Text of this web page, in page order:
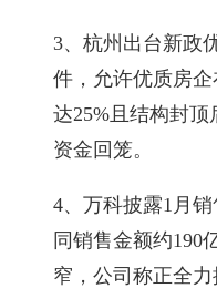
3、杭州出台新政
件，允许优质房
达25%且结构封
资金回笼。
4、万科披露1月
同销售金额约190
窄，公司称正全